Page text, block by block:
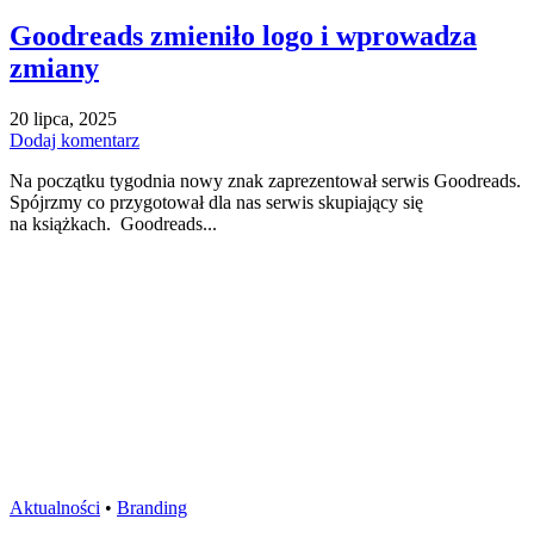
Goodreads zmieniło logo i wprowadza
zmiany
20 lipca, 2025
Dodaj komentarz
Na początku tygodnia nowy znak zaprezentował serwis Goodreads.
Spójrzmy co przygotował dla nas serwis skupiający się
na książkach. Goodreads...
Aktualności • Branding